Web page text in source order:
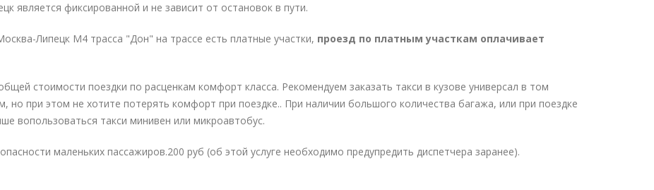
является фиксированной и не зависит от остановок в пути.
Липецк М4 трасса "Дон" на трассе есть платные участки, проезд по платным участкам оплачивает
стоимости поездки по расценкам комфорт класса. Рекомендуем заказать такси в кузове универсал в том
но при этом не хотите потерять комфорт при поездке.. При наличии большого количества багажа, или при поездке
вопользоваться такси минивен или микроавтобус.
маленьких пассажиров.200 руб (об этой услуге необходимо предупредить диспетчера заранее).